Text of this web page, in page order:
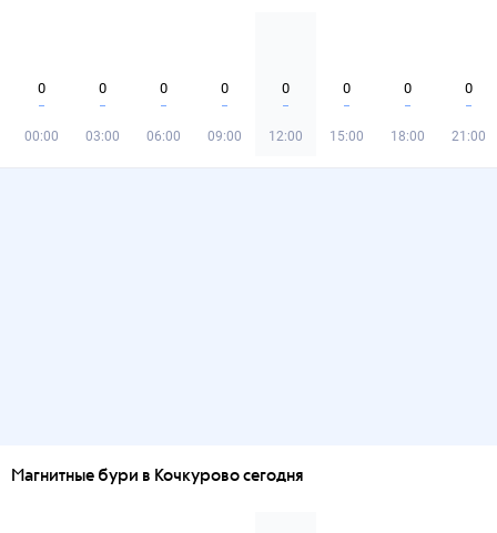
0
00:00
0
03:00
0
06:00
0
09:00
0
12:00
0
15:00
0
18:00
0
21:00
Магнитные бури в Кочкурово сегодня